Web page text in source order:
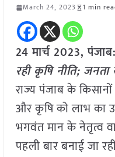
March 24, 2023 1 min
24 मार्च 2023, पंजाब:
रही कृषि नीति;
राज्य पंजाब के
और कृषि को लाभ का
भगवंत मान के नेतृत्व
पहली बार बनाई जा